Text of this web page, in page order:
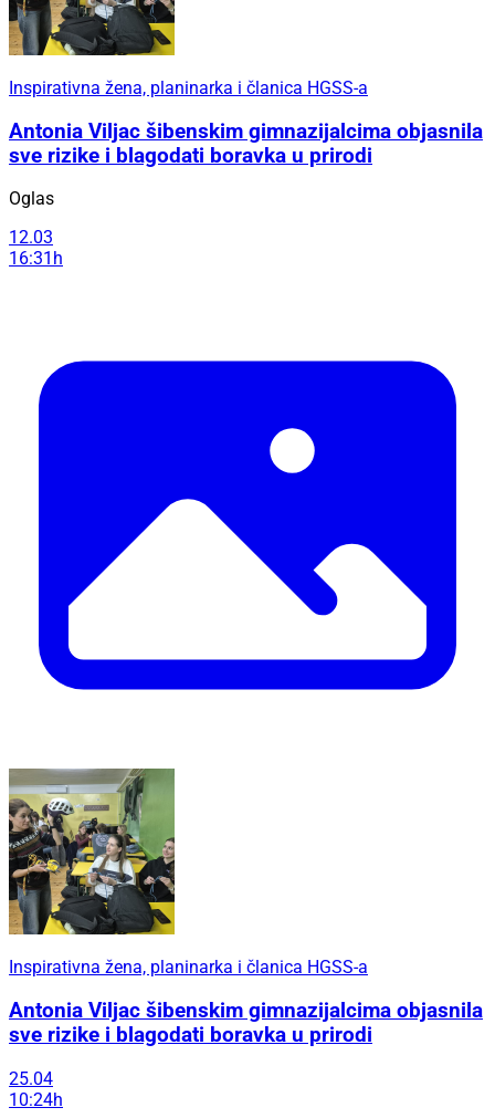
Inspirativna žena, planinarka i članica HGSS-a
Antonia Viljac šibenskim gimnazijalcima objasnila
sve rizike i blagodati boravka u prirodi
Oglas
12.03
16:31h
Inspirativna žena, planinarka i članica HGSS-a
Antonia Viljac šibenskim gimnazijalcima objasnila
sve rizike i blagodati boravka u prirodi
25.04
10:24h